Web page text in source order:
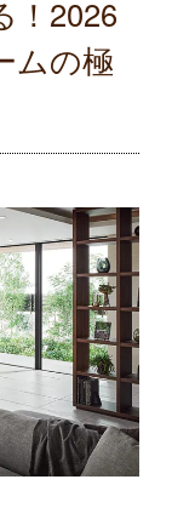
！2026
ムの極